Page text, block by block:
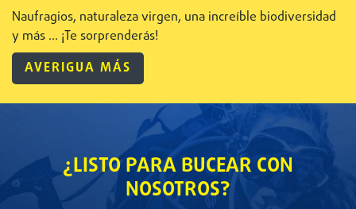
Naufragios, naturaleza virgen, una increíble biodiversidad
y más ... ¡Te sorprenderás!
AVERIGUA MÁS
¿LISTO PARA BUCEAR CON
NOSOTROS?